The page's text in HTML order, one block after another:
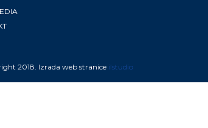
2018. Izrada web stranice ilstudio